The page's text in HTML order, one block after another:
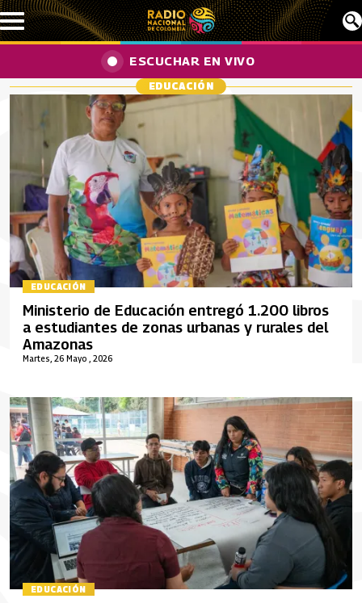
Pasar al contenido principal
ESCUCHAR EN VIVO
EDUCACIÓN
EDUCACIÓN
Martes, 26 Mayo , 2026
Ministerio de Educación entregó 1.200 libros
a estudiantes de zonas urbanas y rurales del
Amazonas
EDUCACIÓN